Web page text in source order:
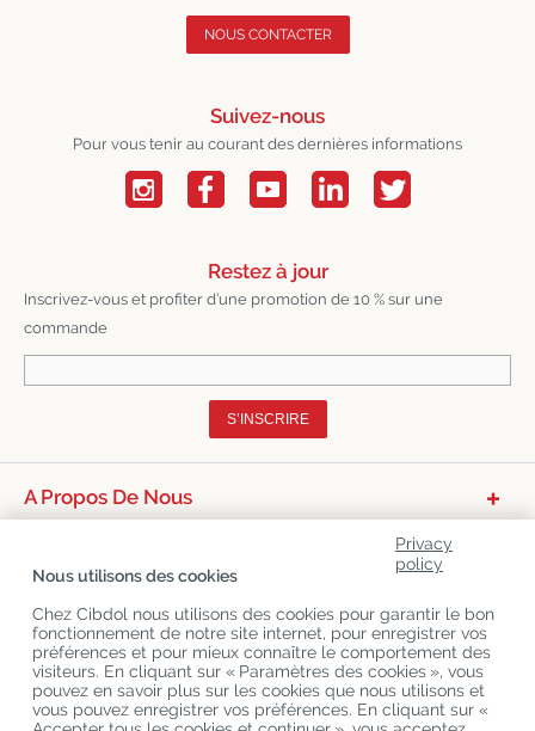
NOUS CONTACTER
Suivez-nous
Pour vous tenir au courant des dernières informations
Restez à jour
Inscrivez-vous et profiter d’une promotion de 10 % sur une
commande
S’INSCRIRE
A Propos De Nous
Service Clients
Derniers Blogs
Privacy
policy
Nous utilisons des cookies
Chez Cibdol nous utilisons des cookies pour garantir le bon
fonctionnement de notre site internet, pour enregistrer vos
préférences et pour mieux connaître le comportement des
visiteurs. En cliquant sur « Paramètres des cookies », vous
pouvez en savoir plus sur les cookies que nous utilisons et
vous pouvez enregistrer vos préférences. En cliquant sur «
Copyright©CibdolLast updated 09-08-2026
Cibdol France , Place des Grands Hommes, 33000 Bordeaux, France